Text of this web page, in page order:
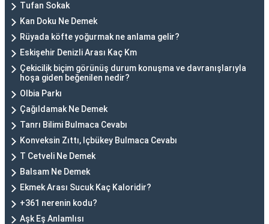
Tufan Sokak
Kan Doku Ne Demek
Rüyada köfte yoğurmak ne anlama gelir?
Eskişehir Denizli Arası Kaç Km
Çekicilik biçim görünüş durum konuşma ve davranışlarıyla
hoşa giden beğenilen nedir?
Olbia Parkı
Çağıldamak Ne Demek
Tanrı Bilimi Bulmaca Cevabı
Konveksin Zıttı, Içbükey Bulmaca Cevabı
T Cetveli Ne Demek
Balsam Ne Demek
Ekmek Arası Sucuk Kaç Kaloridir?
+361 nerenin kodu?
Aşk Eş Anlamlısı